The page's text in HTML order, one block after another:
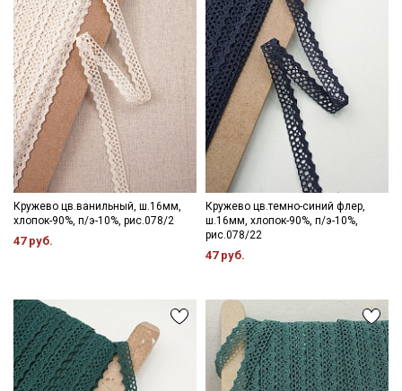
Кружево цв.ванильный, ш.16мм,
хлопок-90%, п/э-10%, рис.078/2
47 руб.
Кружево цв.темно-синий флер,
ш.16мм, хлопок-90%, п/э-10%,
рис.078/22
47 руб.